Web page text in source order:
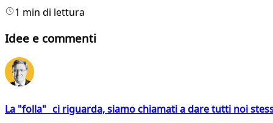
1 min di lettura
Idee e commenti
La "folla" ci riguarda, siamo chiamati a dare tutti noi